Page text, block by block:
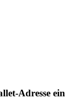
Adresse ein